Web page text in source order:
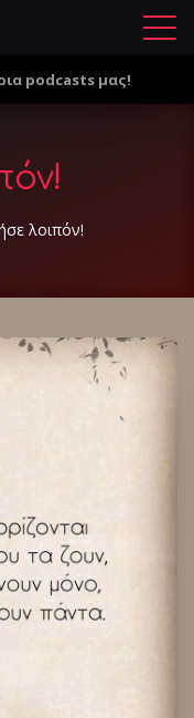
Μ
ο
podcasts μας!
λοιπόν!